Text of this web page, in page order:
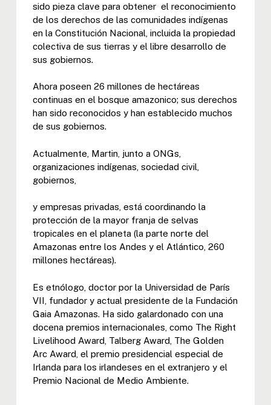
sido pieza clave para obtener el reconocimiento
de los derechos de las comunidades indígenas
en la Constitución Nacional, incluida la propiedad
colectiva de sus tierras y el libre desarrollo de
sus gobiernos.
Ahora poseen 26 millones de hectáreas
continuas en el bosque amazonico; sus derechos
han sido reconocidos y han establecido muchos
de sus gobiernos.
Actualmente, Martin, junto a ONGs,
organizaciones indígenas, sociedad civil,
gobiernos,
y empresas privadas, está coordinando la
protección de la mayor franja de selvas
tropicales en el planeta (la parte norte del
Amazonas entre los Andes y el Atlántico, 260
millones hectáreas).
Es etnólogo, doctor por la Universidad de París
VII, fundador y actual presidente de la Fundación
Gaia Amazonas. Ha sido galardonado con una
docena premios internacionales, como The Right
Livelihood Award, Talberg Award, The Golden
Arc Award, el premio presidencial especial de
Irlanda para los irlandeses en el extranjero y el
Premio Nacional de Medio Ambiente.